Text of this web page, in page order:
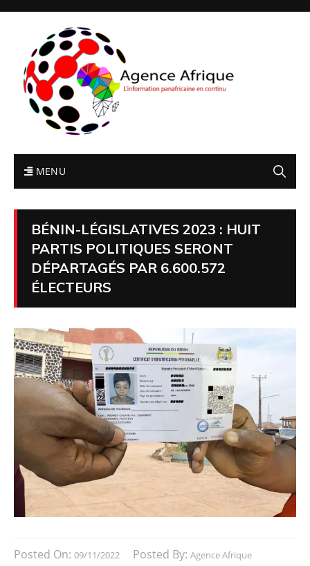
MENU
BÉNIN-LÉGISLATIVES 2023 : HUIT
PARTIS POLITIQUES SERONT
DÉPARTAGÉS PAR 6.600.572
ÉLECTEURS
Posted On: 09/11/2022 Posted By: Agence Afrique